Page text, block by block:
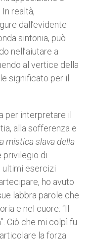
realtà,
dall’evidente
sintonia, può
nell’aiutare a
al vertice della
significato per il
per interpretare il
alla sofferenza e
mistica slava della
privilegio di
ultimi esercizi
ho avuto
labbra parole che
e nel cuore: “Il
Ciò che mi colpì fu
la forza